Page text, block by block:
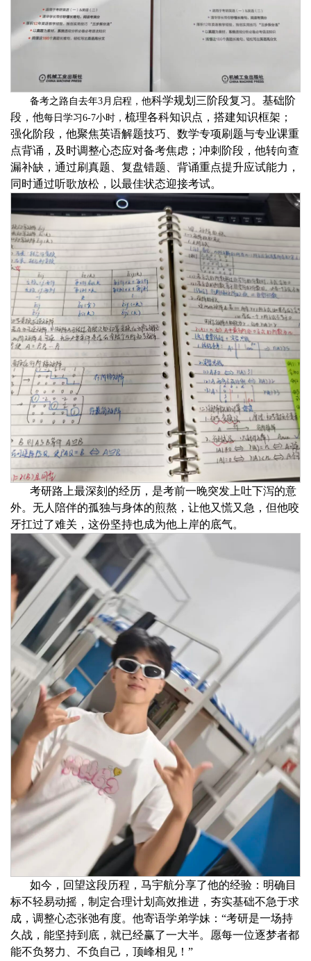
备考之路自去年3月启程，他科学规划三阶段复习。 基础阶
段，他每日学习 6-7小时， 梳理各科知识点，搭建知识框架；
强化阶段，他聚焦英语解题技巧、数学专项刷题与专业课重
点背诵， 及时调整心态应对备考焦虑；冲刺阶段，他转向查
漏补缺，通过刷真题、复盘错题、背诵重点提升应试能力，
同时通过听歌放松，以最佳状态迎接考试。
考研路上最深刻的经历，是考前一晚突发上吐下泻的意
外。无人陪伴的孤独与身体的煎熬，让他又慌又急，但他咬
牙扛过了难关，这份坚持也成为他上岸的底气。
如今，回望这段历程，马宇航分享了他的经验： 明确目
标不轻易动摇，制定合理计划高效推进，夯实基础不急于求
成，调整心态张弛有度。 他寄语学弟学妹： “考研是一场持
久战，能坚持到底，就已经赢了一大半。愿每一位逐梦者都
能不负努力、不负自己，顶峰相见！”